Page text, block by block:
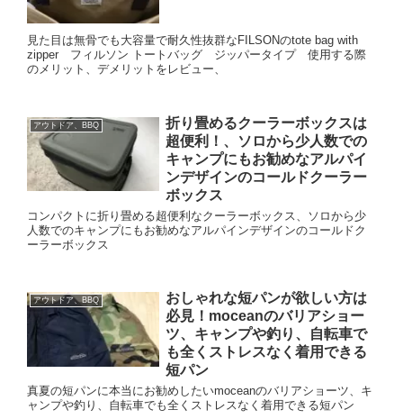
見た目は無骨でも大容量で耐久性抜群なFILSONのtote bag with
zipper フィルソン トートバッグ ジッパータイプ 使用する際
のメリット、デメリットをレビュー、
アウトドア、BBQ
折り畳めるクーラーボックスは
超便利！、ソロから少人数での
キャンプにもお勧めなアルパイ
ンデザインのコールドクーラー
ボックス
コンパクトに折り畳める超便利なクーラーボックス、ソロから少
人数でのキャンプにもお勧めなアルパインデザインのコールドク
ーラーボックス
アウトドア、BBQ
おしゃれな短パンが欲しい方は
必見！moceanのバリアショー
ツ、キャンプや釣り、自転車で
も全くストレスなく着用できる
短パン
真夏の短パンに本当にお勧めしたいmoceanのバリアショーツ、キ
ャンプや釣り、自転車でも全くストレスなく着用できる短パン